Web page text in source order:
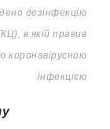
дезінфекцію
в якій правив
коронавірусною
інфекцією